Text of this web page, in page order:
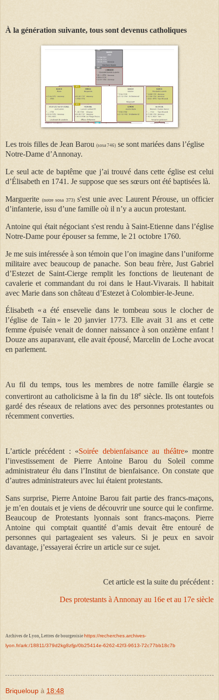
À la génération suivante, tous sont devenus catholiques
Les trois filles de Jean Barou (sosa 746) se sont mariées dans l’église
Notre-Dame d’Annonay.
Le seul acte de baptême que j’ai trouvé dans cette église est celui
d’Élisabeth en 1741. Je suppose que ses sœurs ont été baptisées là.
Marguerite (notre sosa 373)s'est unie avec Laurent Pérouse, un officier
d’infanterie, issu d’une famille où il n’y a aucun protestant.
Antoine qui était négociant s'est rendu à Saint-Etienne dans l’église
Notre-Dame pour épouser sa femme, le 21 octobre 1760.
Je me suis intéressée à son témoin que l’on imagine dans l’uniforme
militaire avec beaucoup de panache. Son beau frère, Just Gabriel
d’Estezet de Saint-Cierge remplit les fonctions de lieutenant de
cavalerie et commandant du roi dans le Haut-Vivarais. Il habitait
avec Marie dans son château d’Estezet à Colombier-le-Jeune.
Élisabeth « a été ensevelie dans le tombeau sous le clocher de
l’église de Tain » le 20 janvier 1773. Elle avait 31 ans et cette
femme épuisée venait de donner naissance à son onzième enfant !
Douze ans auparavant, elle avait épousé, Marcelin de Loche avocat
en parlement.
Au fil du temps, tous les membres de notre famille élargie se
convertiront au catholicisme à la fin du 18esiècle. Ils ont toutefois
gardé des réseaux de relations avec des personnes protestantes ou
récemment converties.
L’article précédent : «Soirée debienfaisance au théâtre» montre
l’investissement de Pierre Antoine Barou du Soleil comme
administrateur élu dans l’Institut de bienfaisance. On constate que
d’autres administrateurs avec lui étaient protestants.
Sans surprise, Pierre Antoine Barou fait partie des francs-maçons,
je m’en doutais et je viens de découvrir une source qui le confirme.
Beaucoup de Protestants lyonnais sont francs-maçons. Pierre
Antoine qui comptait quantité d’amis devait être entouré de
personnes qui partageaient ses valeurs. Si je peux en savoir
davantage, j’essayerai écrire un article sur ce sujet.
Cet article est la suite du précédent :
Des protestants à Annonay au 16e et au 17e siècle
Archives de Lyon, Lettres de bourgeoisie https://recherches.archives-
lyon.fr/ark:/18811/379d2kg8zfjp/0b25414e-6262-42f3-9613-72c77bb18c7b
Briqueloup à 18:48